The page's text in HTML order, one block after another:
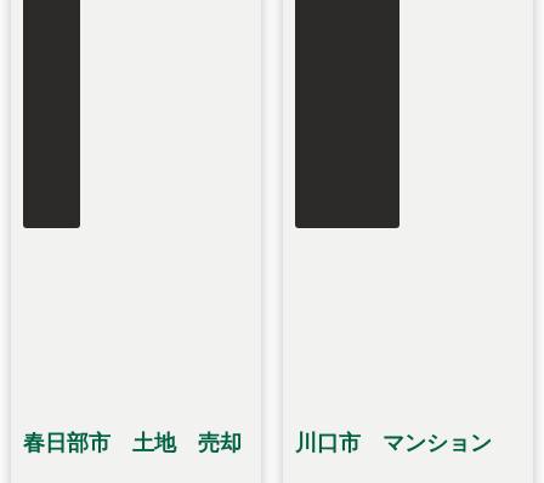
春日部市 土地 売却 川口市 マンション